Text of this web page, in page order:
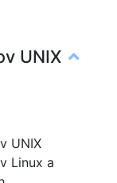
UNIX
UNIX
Linux a